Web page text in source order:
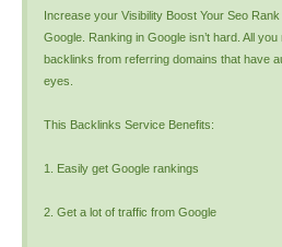
Increase your Visibility Boost Your Seo
Google. Ranking in Google isn’t hard. All
backlinks from referring domains that have
eyes.
This Backlinks Service Benefits:
1. Easily get Google rankings
2. Get a lot of traffic from Google